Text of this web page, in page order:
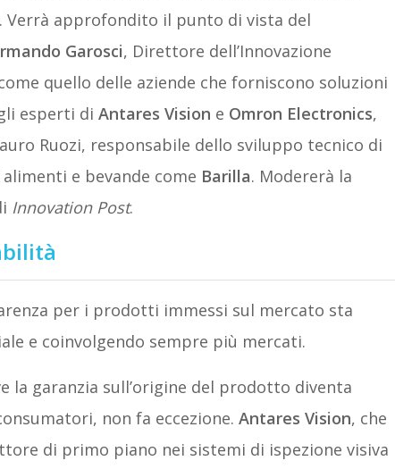
Verrà approfondito il punto di vista del
Garosci, Direttore dell’Innovazione
quello delle aziende che forniscono soluzioni
esperti di Antares Vision e Omron Electronics,
Ruozi, responsabile dello sviluppo tecnico di
e bevande come Barilla. Modererà la
Innovation Post.
per i prodotti immessi sul mercato sta
e coinvolgendo sempre più mercati.
la garanzia sull’origine del prodotto diventa
non fa eccezione. Antares Vision, che
di primo piano nei sistemi di ispezione visiva